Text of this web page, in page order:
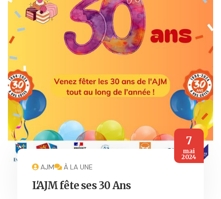
L'AJM fête ses 30 Ans
AJM À LA UNE
7
mai
2024